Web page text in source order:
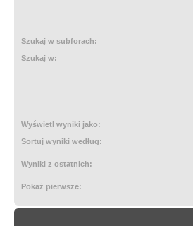
Szukaj w subforach:
Szukaj w:
Wyświetl wyniki jako:
Sortuj wyniki według:
Wyniki z ostatnich:
Pokaż pierwsze: